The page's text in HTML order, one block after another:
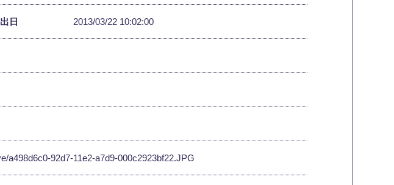
日 2013/03/22 10:02:00
a498d6c0-92d7-11e2-a7d9-000c2923bf22.JPG